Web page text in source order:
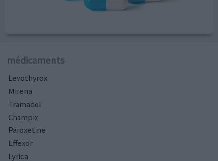
médicaments
Levothyrox
Mirena
Tramadol
Champix
Paroxetine
Effexor
Lyrica